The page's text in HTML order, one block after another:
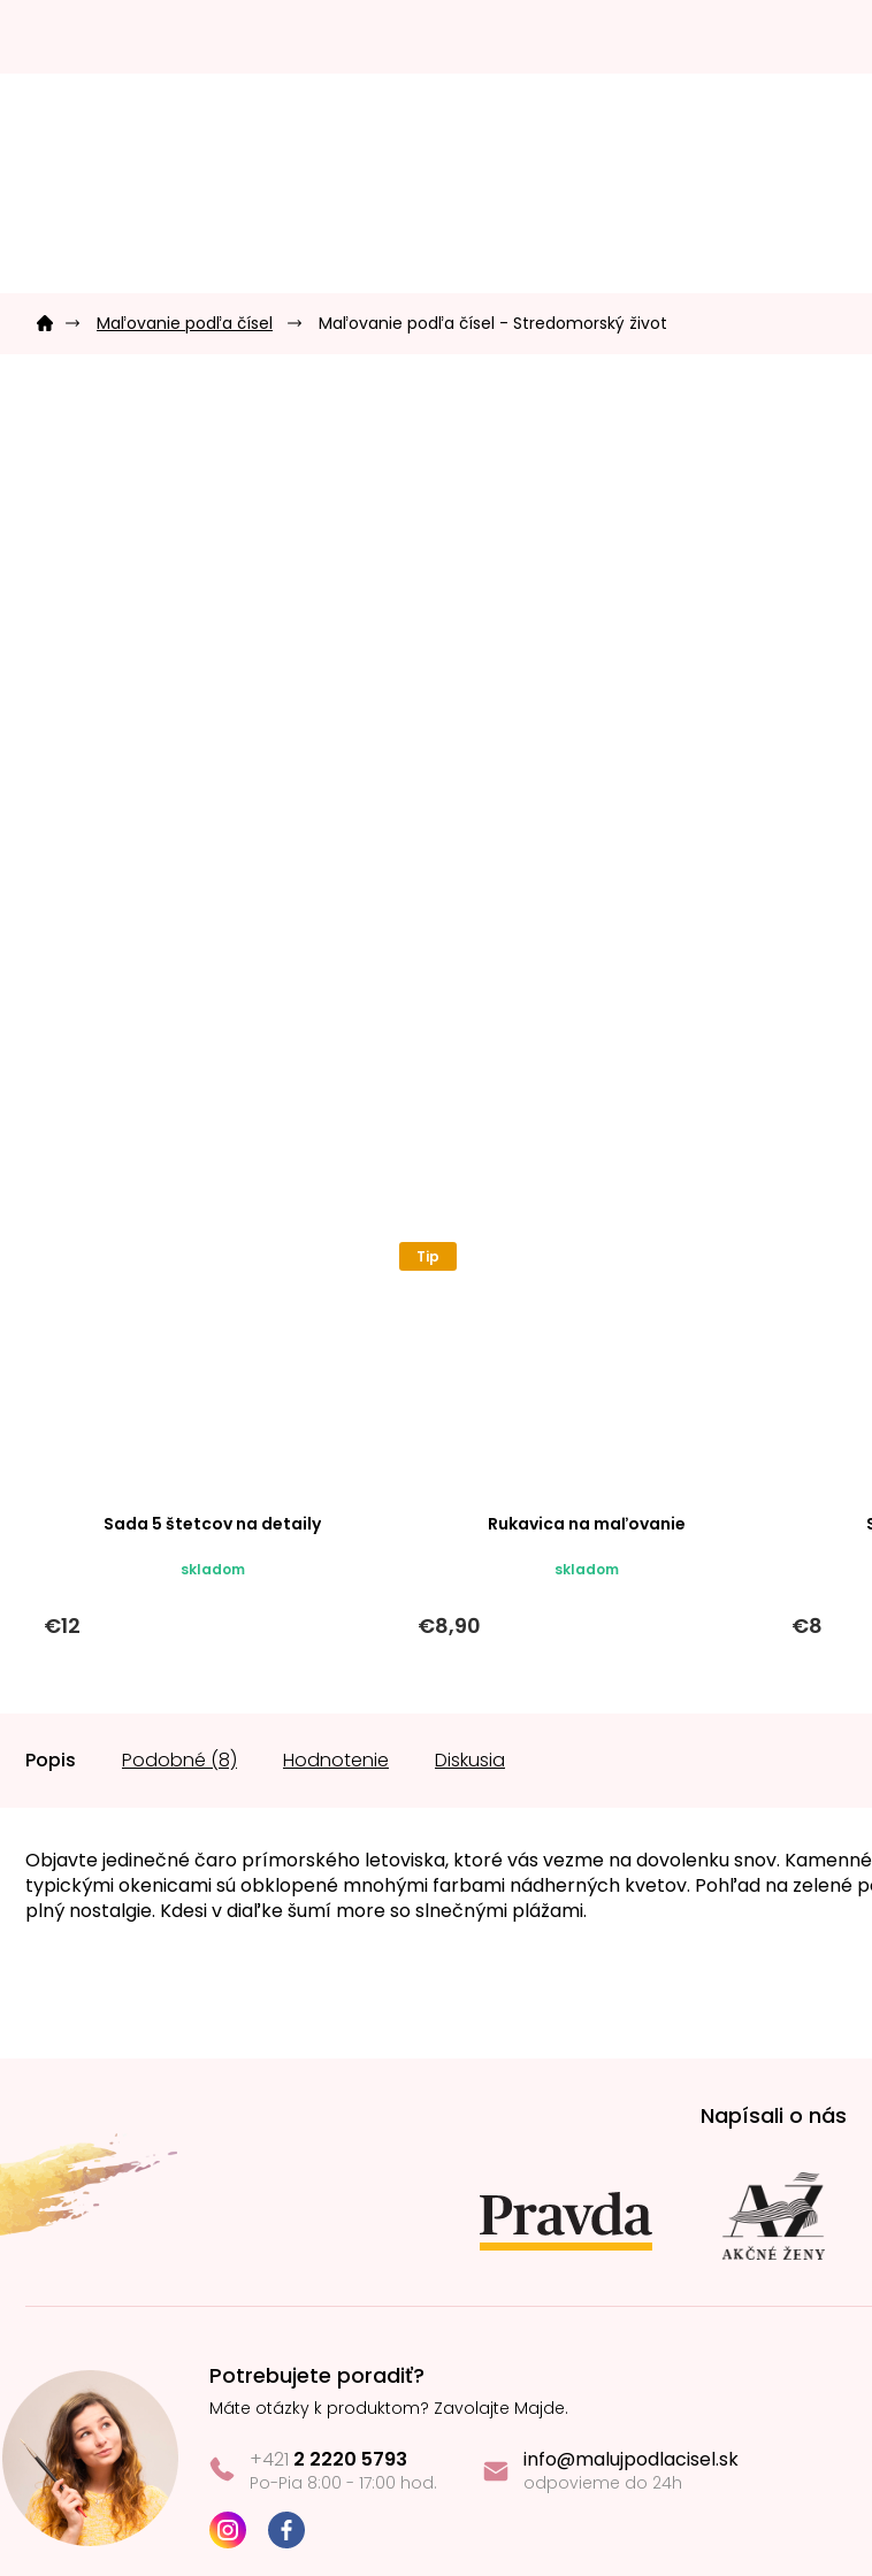
Domov Maľovanie podľa čísel Maľovanie podľa čísel - Stredomorský život
Sada 5 štetcov na detaily
skladom
€12
Tip
Rukavica na maľovanie
skladom
€8,90 €8
Popis Podobné (8) Hodnotenie Diskusia
Objavte jedinečné čaro prímorského letoviska, ktoré vás vezme na dovolenku snov.
typickými okenicami sú obklopené mnohými farbami nádherných kvetov. Pohľad na zelené
plný nostalgie. Kdesi v diaľke šumí more so slnečnými plážami.
t
i
e
Napísali o nás
Potrebujete poradiť?
Máte otázky k produktom? Zavolajte Majde.
+421 2 2220 5793
Po-Pia 8:00 - 17:00 hod.
info@malujpodlacisel.sk
odpovieme do 24h